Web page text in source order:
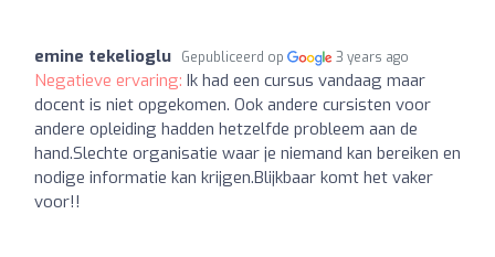
emine tekelioglu Gepubliceerd op 3 years ago
Negatieve ervaring: Ik had een cursus vandaag maar
docent is niet opgekomen. Ook andere cursisten voor
andere opleiding hadden hetzelfde probleem aan de
hand.Slechte organisatie waar je niemand kan bereiken en
nodige informatie kan krijgen.Blijkbaar komt het vaker
voor!!